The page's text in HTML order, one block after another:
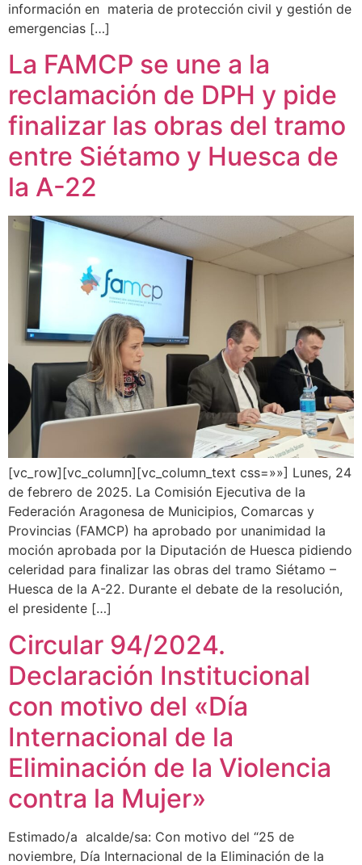
información en materia de protección civil y gestión de
emergencias […]
La FAMCP se une a la
reclamación de DPH y pide
finalizar las obras del tramo
entre Siétamo y Huesca de
la A-22
[vc_row][vc_column][vc_column_text css=»»] Lunes, 24
de febrero de 2025. La Comisión Ejecutiva de la
Federación Aragonesa de Municipios, Comarcas y
Provincias (FAMCP) ha aprobado por unanimidad la
moción aprobada por la Diputación de Huesca pidiendo
celeridad para finalizar las obras del tramo Siétamo –
Huesca de la A-22. Durante el debate de la resolución,
el presidente […]
Circular 94/2024.
Declaración Institucional
con motivo del «Día
Internacional de la
Eliminación de la Violencia
contra la Mujer»
Estimado/a alcalde/sa: Con motivo del “25 de
noviembre, Día Internacional de la Eliminación de la